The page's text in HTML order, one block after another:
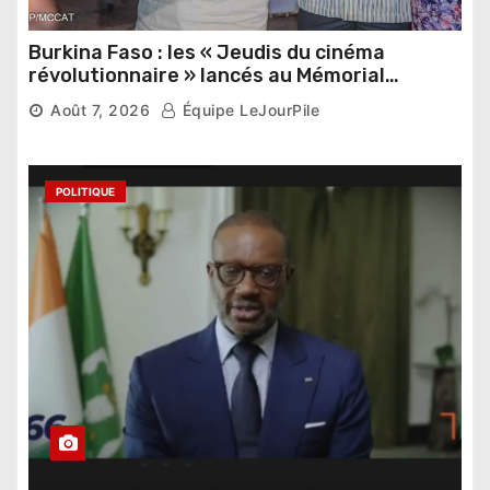
Burkina Faso : les « Jeudis du cinéma
révolutionnaire » lancés au Mémorial
Thomas Sankara
Août 7, 2026 Équipe LeJourPile
POLITIQUE